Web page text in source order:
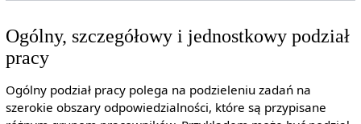
Ogólny, szczegółowy i jednostkowy podział
pracy
Ogólny podział pracy polega na podzieleniu zadań na
szerokie obszary odpowiedzialności, które są przypisane